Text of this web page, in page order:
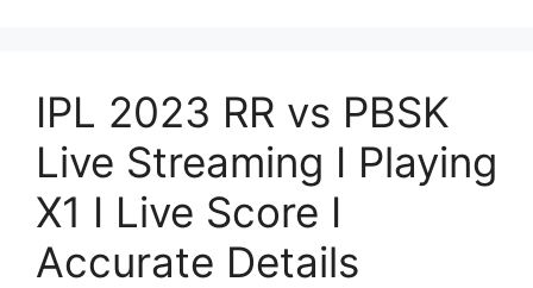
IPL 2023 RR vs PBSK
Live Streaming I Playing
X1 I Live Score I
Accurate Details